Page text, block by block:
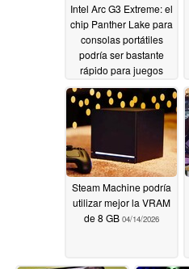
Intel Arc G3 Extreme: el
chip Panther Lake para
consolas portátiles
podría ser bastante
rápido para juegos
AAA a 60 FPS04/30/2026
Steam Machine podría
utilizar mejor la VRAM
de 8 GB 04/14/2026